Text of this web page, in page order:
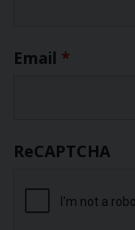
Email *
ReCAPTCHA